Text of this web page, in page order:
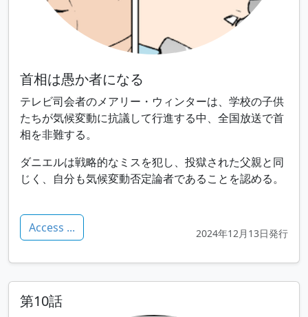
首相は愚か者になる
テレビ司会者のメアリー・ウィンターは、学校の子供
たちが気候変動に抗議して行進する中、全国放送で首
相を非難する。
ダニエルは戦略的なミスを犯し、投獄された父親と同
じく、自分も気候変動否定論者であることを認める。
Access ... 2024年12月13日発行
第10話